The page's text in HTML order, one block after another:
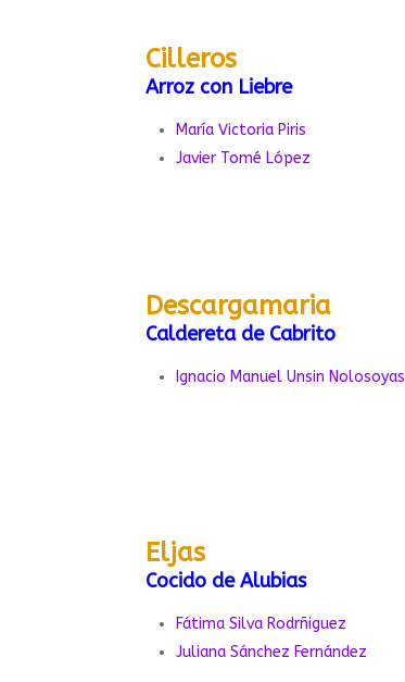
Cilleros
Arroz con Liebre
María Victoria Piris
Javier Tomé López
Descargamaria
Caldereta de Cabrito
Ignacio Manuel Unsin Nolosoyas
Eljas
Cocido de Alubias
Fátima Silva Rodrñiguez
Juliana Sánchez Fernández